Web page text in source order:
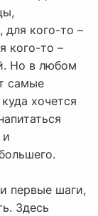
кого-то –
кого-то –
Но в любом
самые
хочется
и
первые шаги,
Здесь